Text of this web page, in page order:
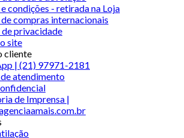
condições - retirada na Loja
compras internacionais
privacidade
site
cliente
| (21) 97971-2181
atendimento
de Imprensa |